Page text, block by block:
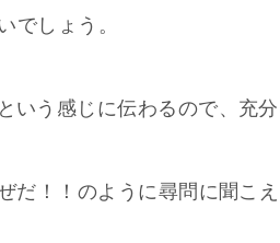
でしょう。
いう感じに伝わるので、充
だ！！のように尋問に聞こ